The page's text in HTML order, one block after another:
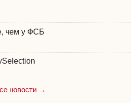
чем у ФСБ
новости →